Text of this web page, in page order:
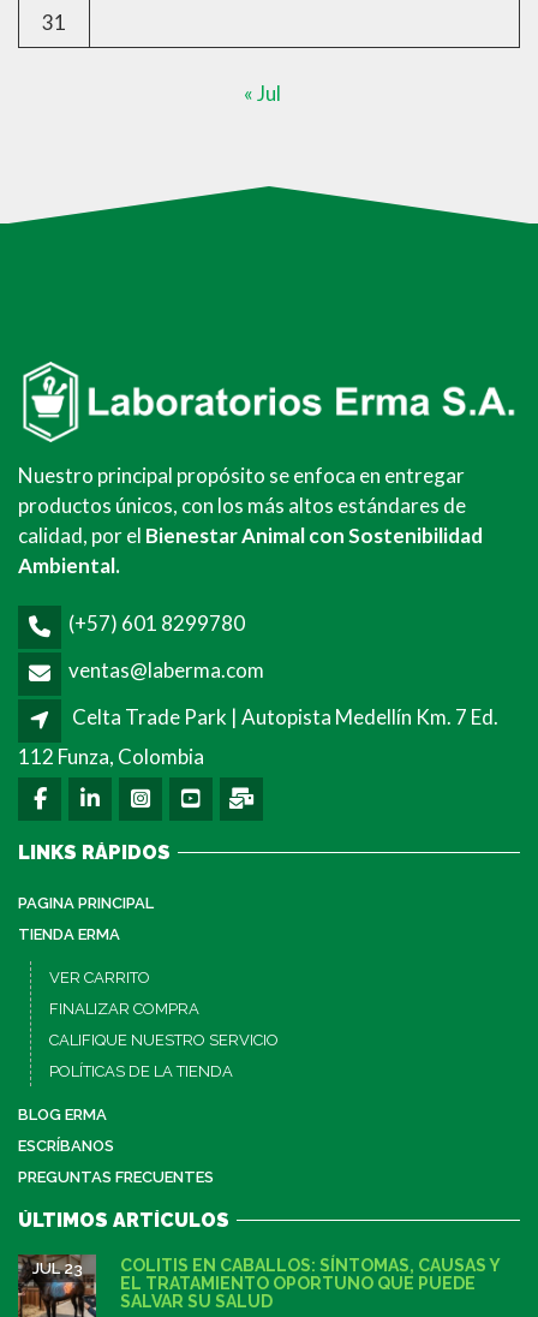
31
« Jul
Nuestro principal propósito se enfoca en entregar
productos únicos, con los más altos estándares de
calidad, por el Bienestar Animal con Sostenibilidad
Ambiental.
(+57) 601 8299780
ventas@laberma.com
Celta Trade Park | Autopista Medellín Km. 7 Ed.
112 Funza, Colombia
LINKS RÁPIDOS
PAGINA PRINCIPAL
TIENDA ERMA
VER CARRITO
FINALIZAR COMPRA
CALIFIQUE NUESTRO SERVICIO
POLÍTICAS DE LA TIENDA
BLOG ERMA
ESCRÍBANOS
PREGUNTAS FRECUENTES
ÚLTIMOS ARTÍCULOS
COLITIS EN CABALLOS: SÍNTOMAS, CAUSAS Y
EL TRATAMIENTO OPORTUNO QUE PUEDE
SALVAR SU SALUD
JUL 23